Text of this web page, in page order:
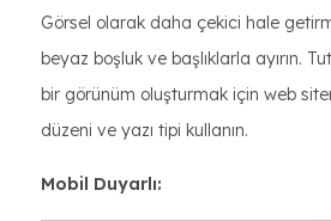
Görsel olarak daha çekici hale
beyaz boşluk ve başlıklarla ayırın.
bir görünüm oluşturmak için web
düzeni ve yazı tipi kullanın.
Mobil Duyarlı: